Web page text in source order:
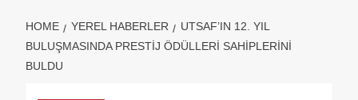
HOME YEREL HABERLER
UTSAF’IN 12. YIL
BULUŞMASINDA PRESTIJ ÖDÜLLERI SAHIPLERINI
BULDU